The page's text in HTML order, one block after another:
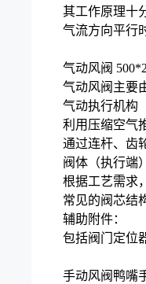
其工作原理十
气流方向平行
气动风阀
气动风阀主要
气动执行机构
利用压缩空气
通过连杆、齿
阀体（执行端
根据工艺需求
常见的阀芯结
辅助附件：
包括阀门定位
手动风阀鸭嘴